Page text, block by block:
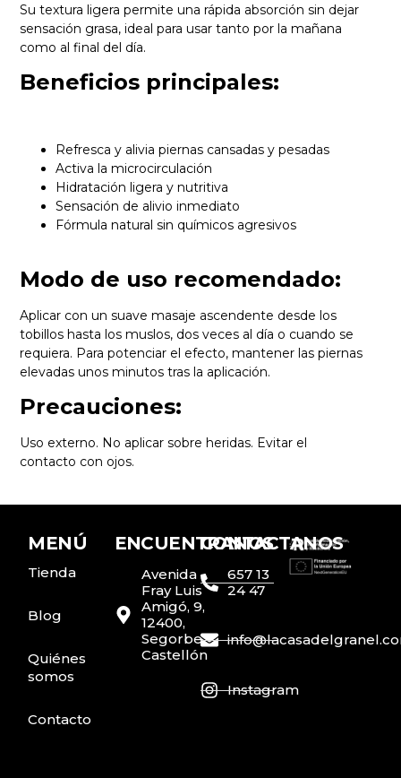
Su textura ligera permite una rápida absorción sin dejar
sensación grasa, ideal para usar tanto por la mañana
como al final del día.
Beneficios principales:
Refresca y alivia piernas cansadas y pesadas
Activa la microcirculación
Hidratación ligera y nutritiva
Sensación de alivio inmediato
Fórmula natural sin químicos agresivos
Modo de uso recomendado:
Aplicar con un suave masaje ascendente desde los
tobillos hasta los muslos, dos veces al día o cuando se
requiera. Para potenciar el efecto, mantener las piernas
elevadas unos minutos tras la aplicación.
Precauciones:
Uso externo. No aplicar sobre heridas. Evitar el
contacto con ojos.
MENÚ
Tienda
Blog
Quiénes
somos
Contacto
ENCUENTRANOS
Avenida
Fray Luis
Amigó, 9,
12400,
Segorbe,
Castellón
CONTACTANOS
657 13
24 47
Instagram